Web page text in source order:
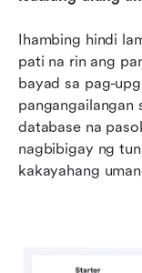
Ihambing hindi
pati na rin ang
bayad sa pag-
pangangailangan
database na
nagbibigay ng
kakayahang